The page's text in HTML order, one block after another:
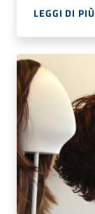
LEGGI DI PIÙ